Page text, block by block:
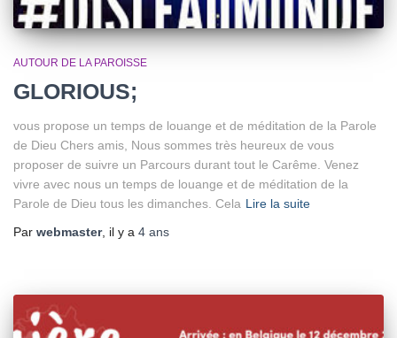
AUTOUR DE LA PAROISSE
GLORIOUS;
vous propose un temps de louange et de méditation de la Parole
de Dieu Chers amis, Nous sommes très heureux de vous
proposer de suivre un Parcours durant tout le Carême. Venez
vivre avec nous un temps de louange et de méditation de la
Parole de Dieu tous les dimanches. Cela Lire la suite
Par webmaster, il y a 4 ans